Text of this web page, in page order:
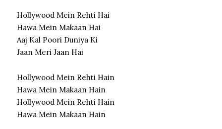
Hollywood Mein Rehti Hai
Hawa Mein Makaan Hai
Aaj Kal Poori Duniya Ki
Jaan Meri Jaan Hai
Hollywood Mein Rehti Hain
Hawa Mein Makaan Hain
Hollywood Mein Rehti Hain
Hawa Mein Makaan Hain